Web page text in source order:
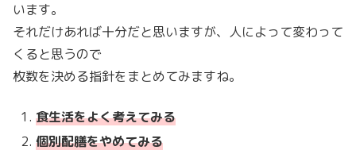
います。
それだけあれば十分だと思いますが、人によって変わって
くると思うので
枚数を決める指針をまとめてみますね。
食生活をよく考えてみる
個別配膳をやめてみる